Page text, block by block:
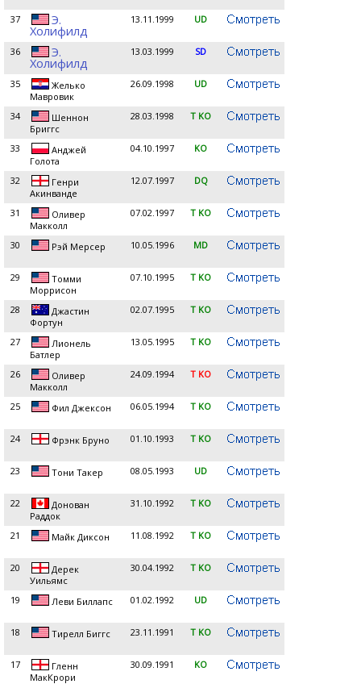
37 Э.
Холифилд
13.11.1999 UD
36 Э.
Холифилд
13.03.1999 SD
35
Желько
Мавровик
26.09.1998 UD
34
Шеннон
Бриггс
28.03.1998 T KO
33
Анджей
Голота
04.10.1997 KO
32
Генри
Акинванде
12.07.1997 DQ
31
Оливер
Макколл
07.02.1997 T KO
30 Рэй Мерсер 10.05.1996 MD
29
Томми
Моррисон
07.10.1995 T KO
28
Джастин
Фортун
02.07.1995 T KO
27
Лионель
Батлер
13.05.1995 T KO
26
Оливер
Макколл
24.09.1994 T KO
25 Фил Джексон 06.05.1994 T KO
24 Фрэнк Бруно 01.10.1993 T KO
23 Тони Такер 08.05.1993 UD
22
Донован
Раддок
31.10.1992 T KO
21 Майк Диксон 11.08.1992 T KO
20
Дерек
Уильямс
30.04.1992 T KO
19 Леви Биллапс 01.02.1992 UD
18 Тирелл Биггс 23.11.1991 T KO
17
Гленн
МакКрори
30.09.1991 KO